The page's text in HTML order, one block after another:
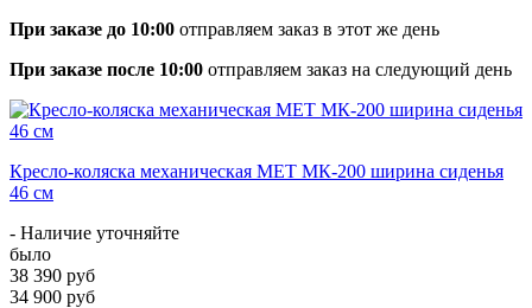
При заказе до 10:00 отправляем заказ в этот же день
При заказе после 10:00 отправляем заказ на следующий день
Кресло-коляска механическая МЕТ МК-200 ширина сиденья
46 см
- Наличие уточняйте
было
38 390 руб
34 900 руб